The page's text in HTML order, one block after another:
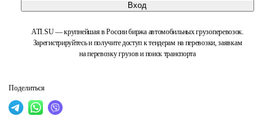
Вход
ATI.SU — крупнейшая в России биржа автомобильных грузоперевозок.
Зарегистрируйтесь и получите доступ к тендерам на перевозки, заявкам
на перевозку грузов и поиск транспорта
Поделиться